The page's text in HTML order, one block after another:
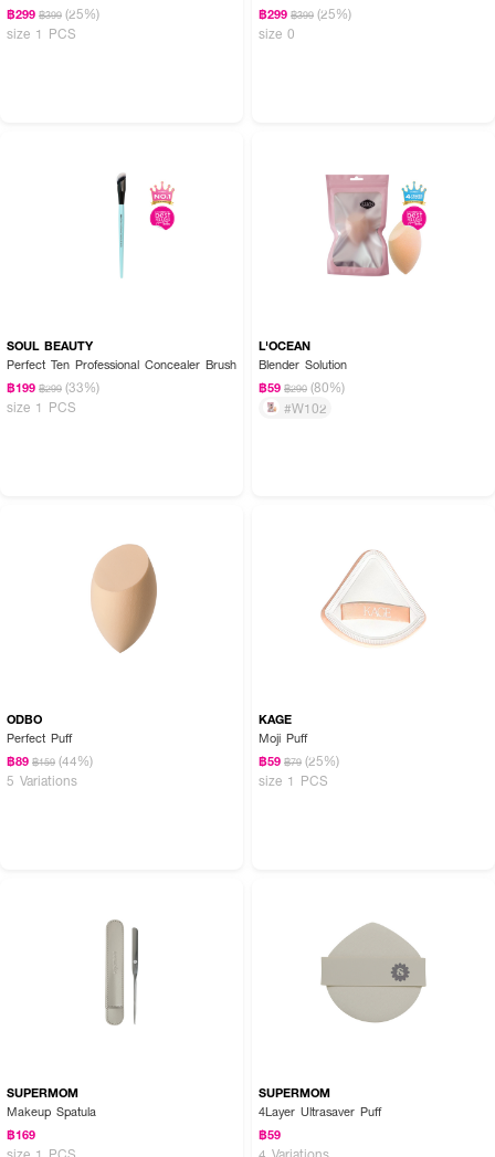
ขนาดเล็ก
฿299 ฿399 (25%)
size 1 PCS
฿299 ฿399 (25%)
size 0
SOUL BEAUTY
Perfect Ten Professional Concealer Brush
฿199 ฿299 (33%)
size 1 PCS
L'OCEAN
Blender Solution
฿59 ฿290 (80%)
#W102
ODBO
Perfect Puff
฿89 ฿159 (44%)
5 Variations
KAGE
Moji Puff
฿59 ฿79 (25%)
size 1 PCS
SUPERMOM
Makeup Spatula
฿169
size 1 PCS
SUPERMOM
4Layer Ultrasaver Puff
฿59
4 Variations